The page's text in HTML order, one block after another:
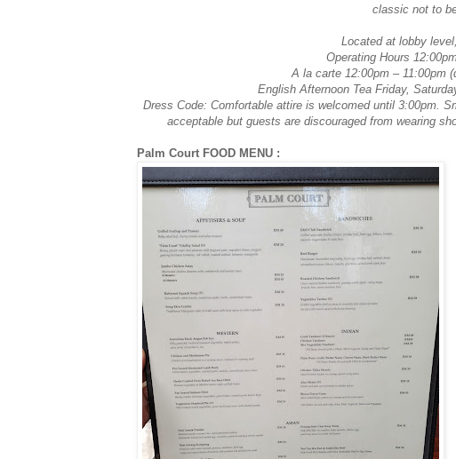
classic not to
Located at lobby
Operating Hours
A la carte 12:00pm – 11:00pm
English Afternoon Tea Friday,
Dress Code: Comfortable attire is welcomed until 3:00pm.
acceptable but guests are discouraged from wearing
Palm Court FOOD MENU :